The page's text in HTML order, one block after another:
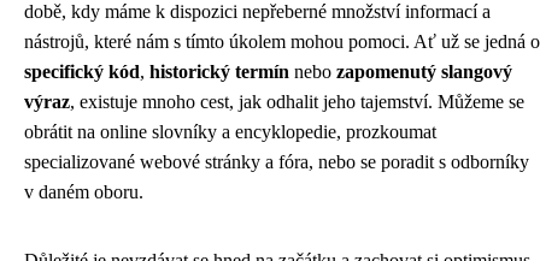
době, kdy máme k dispozici nepřeberné množství informací a
nástrojů, které nám s tímto úkolem mohou pomoci. Ať už se jedná o
specifický kód, historický termín nebo zapomenutý slangový
výraz, existuje mnoho cest, jak odhalit jeho tajemství. Můžeme se
obrátit na online slovníky a encyklopedie, prozkoumat
specializované webové stránky a fóra, nebo se poradit s odborníky
v daném oboru.